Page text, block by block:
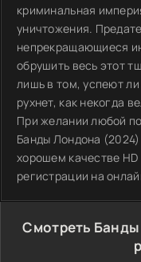
криминальная
уничтожения.
непрекращающиеся
обрушить весь этот
лишь в том, успеют
рухнет, как некогда
При желании любой
Банды Лондона
хорошем качестве
регистрации на
Смотреть